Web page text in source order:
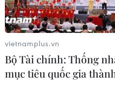
vietnamplus.vn
Bộ Tài chính: Thống
mục tiêu quốc gia